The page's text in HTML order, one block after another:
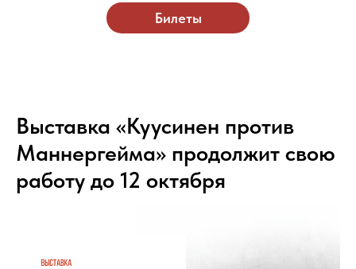
Билеты
Выставка «Куусинен против
Маннергейма» продолжит свою
работу до 12 октября